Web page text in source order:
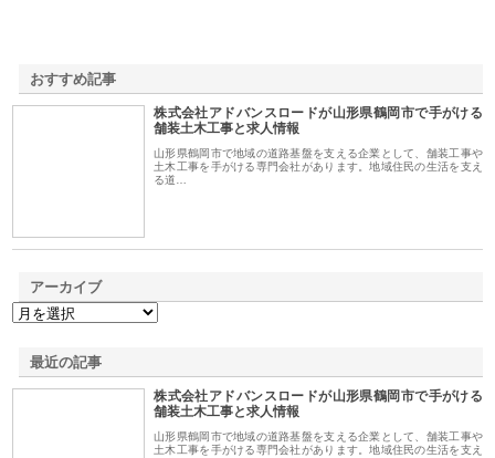
おすすめ記事
株式会社アドバンスロードが山形県鶴岡市で手がける
舗装土木工事と求人情報
山形県鶴岡市で地域の道路基盤を支える企業として、舗装工事や
土木工事を手がける専門会社があります。地域住民の生活を支え
る道…
アーカイブ
最近の記事
株式会社アドバンスロードが山形県鶴岡市で手がける
舗装土木工事と求人情報
山形県鶴岡市で地域の道路基盤を支える企業として、舗装工事や
土木工事を手がける専門会社があります。地域住民の生活を支え